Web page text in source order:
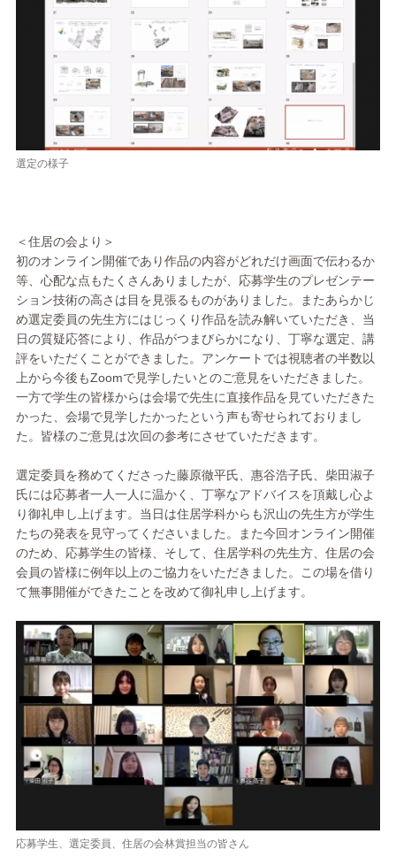
選定の様子
＜住居の会より＞
初のオンライン開催であり作品の内容がどれだけ画面で伝わるか
等、心配な点もたくさんありましたが、応募学生のプレゼンテー
ション技術の高さは目を見張るものがありました。またあらかじ
め選定委員の先生方にはじっくり作品を読み解いていただき、当
日の質疑応答により、作品がつまびらかになり、丁寧な選定、講
評をいただくことができました。アンケートでは視聴者の半数以
上から今後もZoomで見学したいとのご意見をいただきました。
一方で学生の皆様からは会場で先生に直接作品を見ていただきた
かった、会場で見学したかったという声も寄せられておりまし
た。皆様のご意見は次回の参考にさせていただきます。
選定委員を務めてくださった藤原徹平氏、惠谷浩子氏、柴田淑子
氏には応募者一人一人に温かく、丁寧なアドバイスを頂戴し心よ
り御礼申し上げます。当日は住居学科からも沢山の先生方が学生
たちの発表を見守ってくださいました。また今回オンライン開催
のため、応募学生の皆様、そして、住居学科の先生方、住居の会
会員の皆様に例年以上のご協力をいただきました。この場を借り
て無事開催ができたことを改めて御礼申し上げます。
応募学生、選定委員、住居の会林賞担当の皆さん